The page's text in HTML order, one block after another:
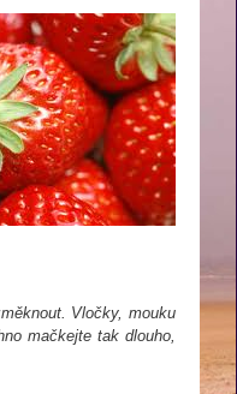
Vločky, mouku
mačkejte tak dlouho,